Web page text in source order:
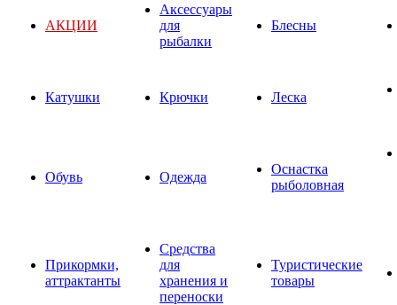
АКЦИИ
Аксессуары
для
рыбалки
Блесны
Катушки Крючки Леска
Обувь Одежда
Оснастка
рыболовная
Прикормки,
аттрактанты
Средства
для
хранения и
переноски
Туристические
товары